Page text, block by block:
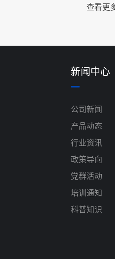
查看更
新闻中心
公司新闻
产品动态
行业资讯
政策导向
党群活动
培训通知
科普知识